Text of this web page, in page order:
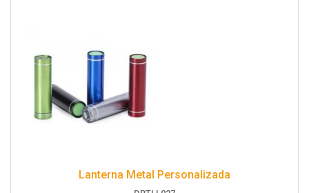
Lanterna Metal Personalizada